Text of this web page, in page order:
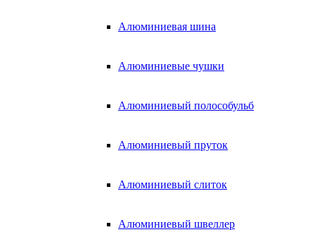
Алюминиевая шина
Алюминиевые чушки
Алюминиевый полособульб
Алюминиевый пруток
Алюминиевый слиток
Алюминиевый швеллер